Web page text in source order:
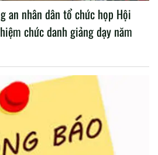
an nhân dân tổ chức họp Hội
chức danh giảng dạy năm